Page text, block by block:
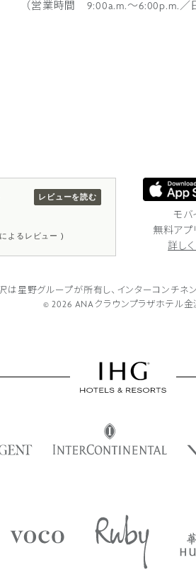
（営業時間 9:00a.m.〜6:00p.m.／
よるレビュー )
レビューを読む
モバ
無料アプ
詳し
は 星野グループが所有し、 インターコンチネ
© 2026 ANAクラウンプラザホテル金